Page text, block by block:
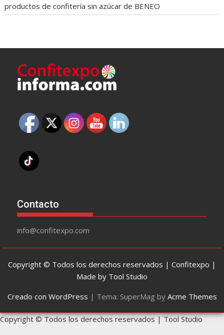
productos de confitería sin azúcar de BENEO
Contacto
info@confitexpo.com
Copyright © Todos los derechos reservados | Confitexpo |
Made by Tool Studio
Creado con WordPress | Tema: SuperMag by Acme Themes
Copyright © Todos los derechos reservados | Tool Studio